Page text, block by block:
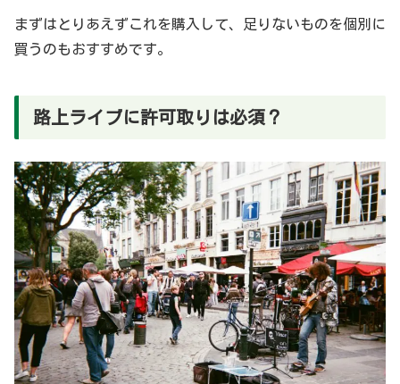
まずはとりあえずこれを購入して、足りないものを個別に
買うのもおすすめです。
路上ライブに許可取りは必須？